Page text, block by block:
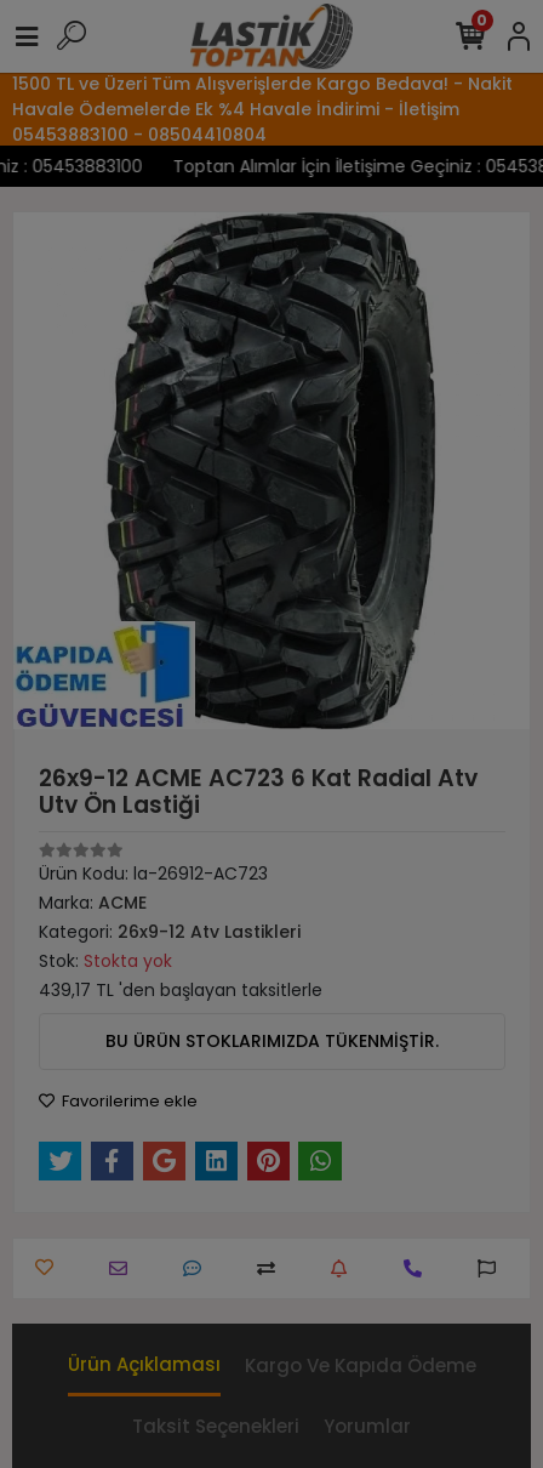
1500 TL ve Üzeri Tüm Alışverişlerde Kargo Bedava! - Nakit
Havale Ödemelerde Ek %4 Havale İndirimi - İletişim
05453883100 - 08504410804
05453883100
Toptan Alımlar İçin İletişime Geçiniz :
0
26x9-12 ACME AC723 6 Kat Radial Atv
Utv Ön Lastiği
Ürün Kodu: la-26912-AC723
Marka: ACME
Kategori: 26x9-12 Atv Lastikleri
Stok: Stokta yok
439,17 TL 'den başlayan taksitlerle
BU ÜRÜN STOKLARIMIZDA TÜKENMİŞTİR.
Favorilerime ekle
Ürün Açıklaması Kargo Ve Kapıda Ödeme
Taksit Seçenekleri Yorumlar